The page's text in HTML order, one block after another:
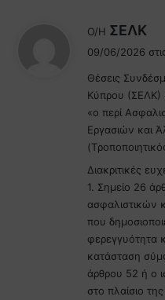
Ο/Η ΣΕΛΚ
ι
:
09/06/2026
Θέσεις
Κύπρου (ΣΕΛΚ)
«ο περί
Εργασιών και
Διακριτικές
1. Σημείο 26
ασφαλιστικών
που
φερεγγυότητα
κατάσταση
άρθρου 52 ή ο
στο πλαίσιο